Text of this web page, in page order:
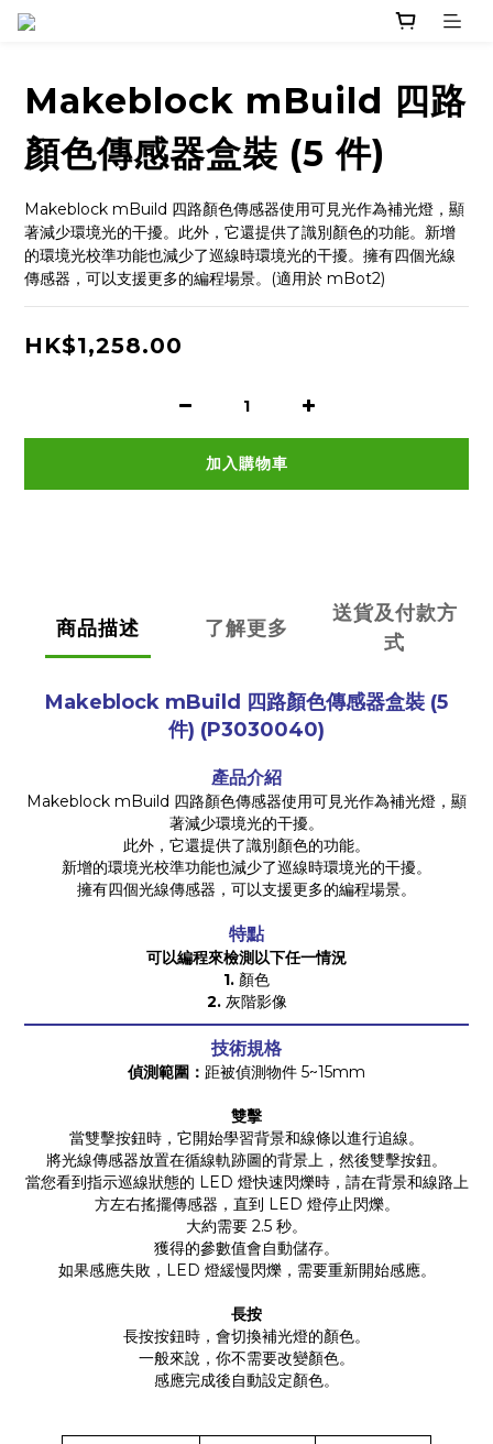
Makeblock mBuild 四路
顏色傳感器盒裝 (5 件)
Makeblock mBuild 四路顏色傳感器使用可見光作為補光燈，顯
著減少環境光的干擾。此外，它還提供了識別顏色的功能。新增
的環境光校準功能也減少了巡線時環境光的干擾。擁有四個光線
傳感器，可以支援更多的編程場景。(適用於 mBot2)
HK$1,258.00
加入購物車
商品描述 了解更多
送貨及付款方
式
Makeblock mBuild 四路顏色傳感器盒裝 (5
件) (P3030040)
產品介紹
Makeblock mBuild 四路顏色傳感器使用可見光作為補光燈，顯
著減少環境光的干擾。
此外，它還提供了識別顏色的功能。
新增的環境光校準功能也減少了巡線時環境光的干擾。
擁有四個光線傳感器，可以支援更多的編程場景。
特點
可以編程來檢測以下任一情況
1. 顏色
2.灰階影像
技術規格
偵測範圍： 距被偵測物件 5~15mm
雙擊
當雙擊按鈕時，它開始學習背景和線條以進行追線。
將光線傳感器放置在循線軌跡圖的背景上，然後雙擊按鈕。
當您看到指示巡線狀態的 LED 燈快速閃爍時，請在背景和線路上
方左右搖擺傳感器，直到 LED 燈停止閃爍。
大約需要 2.5 秒。
獲得的參數值會自動儲存。
如果感應失敗，LED 燈緩慢閃爍，需要重新開始感應。
長按
長按按鈕時，會切換補光燈的顏色。
一般來說，你不需要改變顏色。
感應完成後自動設定顏色。